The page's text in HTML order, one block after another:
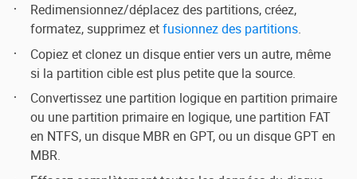
Redimensionnez/déplacez des partitions, créez,
formatez, supprimez etfusionnez des partitions.
Copiez et clonez un disque entier vers un autre, même
si la partition cible est plus petite que la source.
Convertissez une partition logique en partition primaire
ou une partition primaire en logique, une partition FAT
en NTFS, un disque MBR en GPT, ou un disque GPT en
MBR.